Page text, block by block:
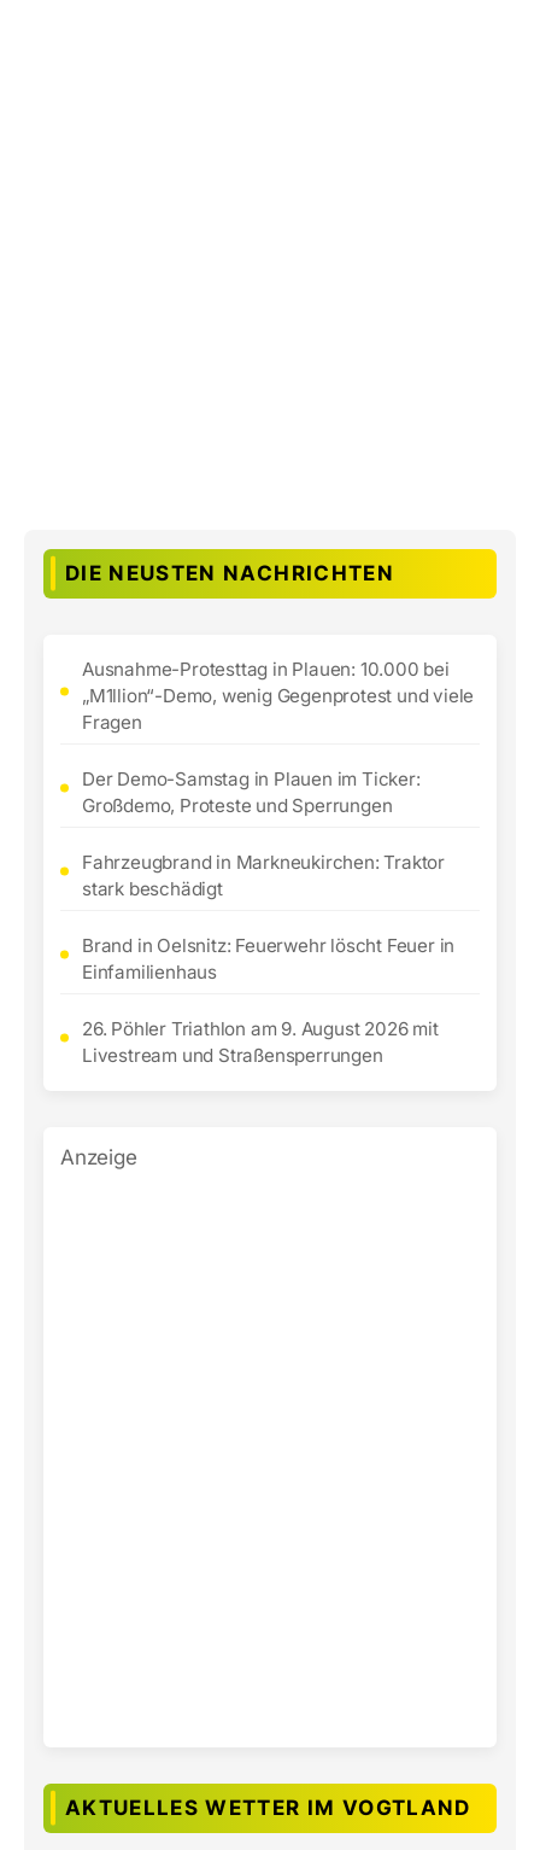
DIE NEUSTEN NACHRICHTEN
Ausnahme-Protesttag in Plauen: 10.000 bei
„M1llion“-Demo, wenig Gegenprotest und viele
Fragen
Der Demo-Samstag in Plauen im Ticker:
Großdemo, Proteste und Sperrungen
Fahrzeugbrand in Markneukirchen: Traktor
stark beschädigt
Brand in Oelsnitz: Feuerwehr löscht Feuer in
Einfamilienhaus
26. Pöhler Triathlon am 9. August 2026 mit
Livestream und Straßensperrungen
Anzeige
AKTUELLES WETTER IM VOGTLAND